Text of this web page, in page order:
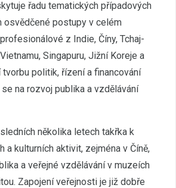
řadu tematických případových
osvědčené postupy v celém
z Indie, Číny, Tchaj-
Singapuru, Jižní Koreje a
tvorbu politik, řízení a financování
na rozvoj publika a vzdělávání
několika letech takřka k
a kulturních aktivit, zejména v Číně,
a veřejné vzdělávání v muzeích
Zapojení veřejnosti je již dobře